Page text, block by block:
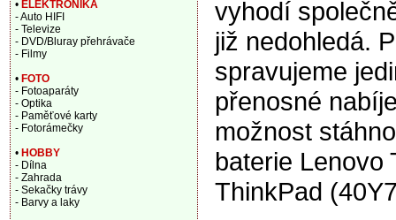
vyhodí
již nedohledá.
spravujeme
přenosné
možnost
baterie Lenovo
ThinkPad
• ELEKTRONIKA
- Auto HIFI
- Televize
- DVD/Bluray přehrávače
- Filmy
• FOTO
- Fotoaparáty
- Optika
- Paměťové karty
- Fotorámečky
• HOBBY
- Dílna
- Zahrada
- Sekačky trávy
- Barvy a laky